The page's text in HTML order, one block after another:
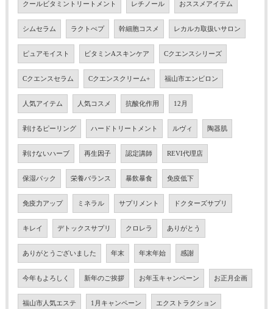
クールビタミントリートメント レチノール おススメアイテム
シムセラム ラクトぺプ 幹細胞コスメ レカルカ取扱いサロン
ピュアモイスト ビタミンAスキンケア Cクエンスシリーズ
Cクエンスセラム Cクエンスクリーム+ 福山市エンビロン
人気アイテム 人気コスメ 抗酸化作用 12月
剥けるピーリング ハードトリートメント ルヴィ 陶器肌
剥けないハーブ 再生因子 認定講師 REVI代理店
保湿パック 栄養バランス 暴飲暴食 免疫低下
免疫力アップ ミネラル サプリメント ドクターズサプリ
キレイ デトックスサプリ クロレラ ありがとう
ありがとうございました 年末 年末年始 感謝
今年もよろしく 新年のご挨拶 お年玉キャンペーン お正月企画
福山市人気エステ 1月キャンペーン エクストラクション